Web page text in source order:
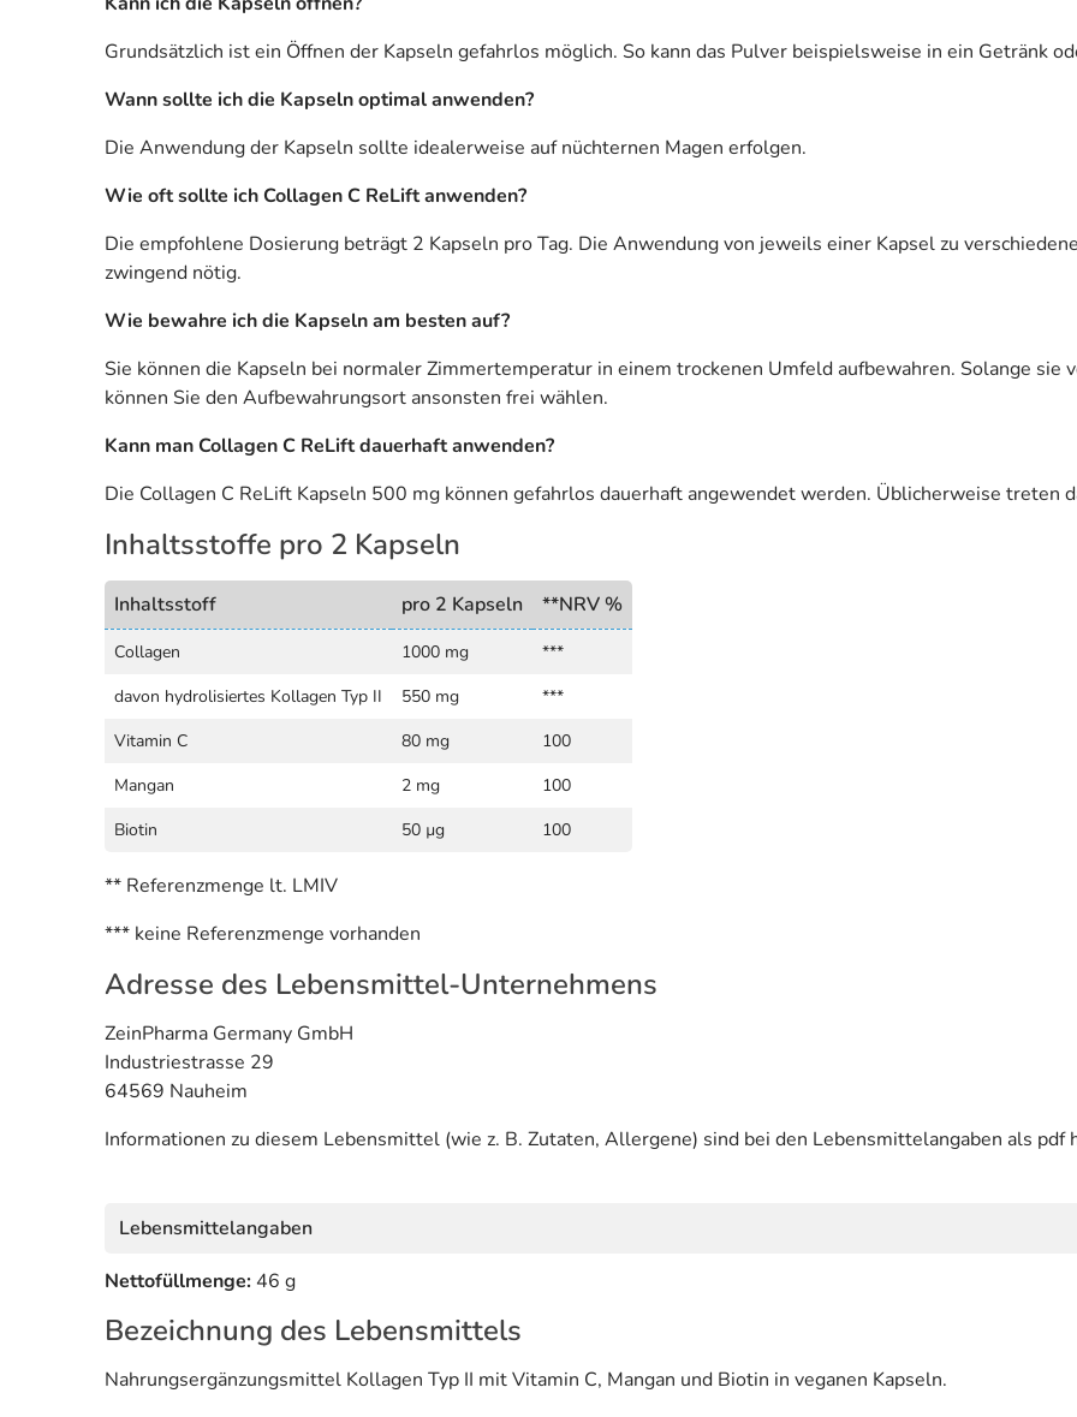
Grundsätzlich ist ein Öffnen der Kapseln gefahrlos möglich. So kann das Pulver beispielsweise in ein Getränk
Wann sollte ich die Kapseln optimal anwenden?
Die Anwendung der Kapseln sollte idealerweise auf nüchternen Magen erfolgen.
Wie oft sollte ich Collagen C ReLift anwenden?
Die empfohlene Dosierung beträgt 2 Kapseln pro Tag. Die Anwendung von jeweils einer Kapsel zu
zwingend nötig.
Wie bewahre ich die Kapseln am besten auf?
Sie können die Kapseln bei normaler Zimmertemperatur in einem trockenen Umfeld aufbewahren. Solange sie
können Sie den Aufbewahrungsort ansonsten frei wählen.
Kann man Collagen C ReLift dauerhaft anwenden?
Die Collagen C ReLift Kapseln 500 mg können gefahrlos dauerhaft angewendet werden. Üblicherweise treten
Inhaltsstoffe pro 2 Kapseln
Inhaltsstoff pro 2 Kapseln **NRV %
Collagen 1000 mg
***
davon hydrolisiertes Kollagen Typ II
550 mg
***
Vitamin C
80 mg
100
Mangan
2 mg
100
Biotin
50 µg 100
** Referenzmenge lt. LMIV
*** keine Referenzmenge vorhanden
Adresse des Lebensmittel-Unternehmens
ZeinPharma Germany GmbH
Industriestrasse 29
64569 Nauheim
Informationen zu diesem Lebensmittel (wie z. B. Zutaten, Allergene) sind bei den Lebensmittelangaben als pdf
Lebensmittelangaben
Nettofüllmenge: 46 g
Bezeichnung des Lebensmittels
Nahrungsergänzungsmittel Kollagen Typ II mit Vitamin C, Mangan und Biotin in veganen Kapseln.